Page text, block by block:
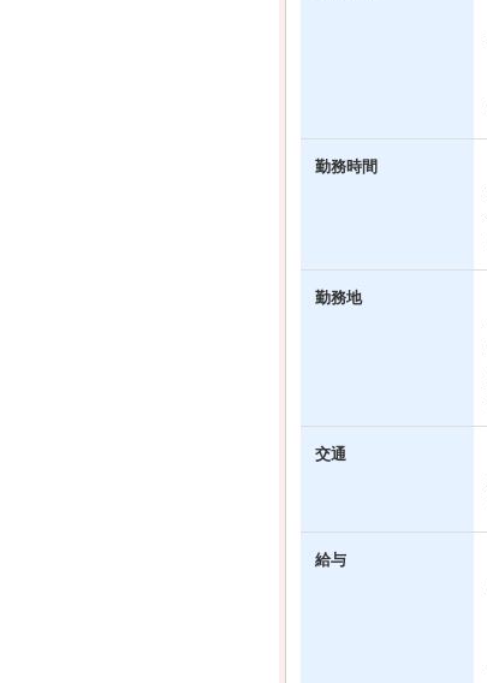
勤務時間
勤務地
交通
給与